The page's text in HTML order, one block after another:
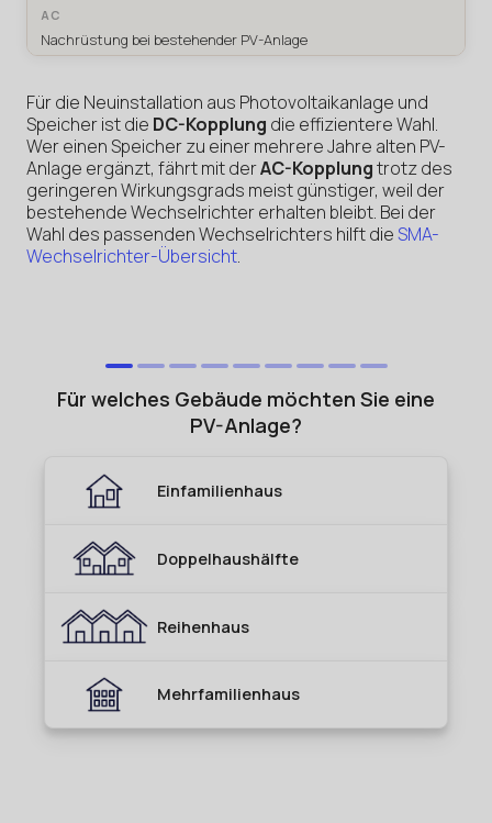
Nachrüstung bei bestehender PV-Anlage
Für die Neuinstallation aus Photovoltaikanlage und
Speicher ist die DC-Kopplung die effizientere Wahl.
Wer einen Speicher zu einer mehrere Jahre alten PV-
Anlage ergänzt, fährt mit derAC-Kopplungtrotz des
geringeren Wirkungsgrads meist günstiger, weil der
bestehende Wechselrichter erhalten bleibt. Bei der
Wahl des passenden Wechselrichters hilft dieSMA-
Wechselrichter-Übersicht.